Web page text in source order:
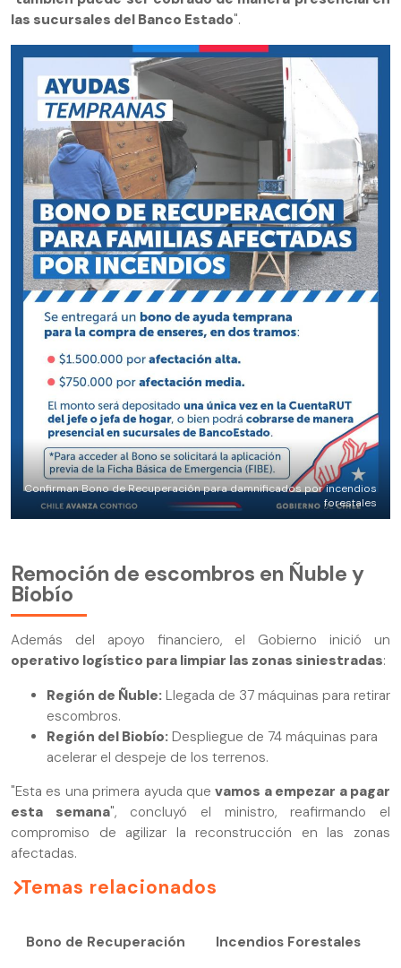
las sucursales del Banco Estado".
Confirman Bono de Recuperación para damnificados por incendios
forestales
Remoción de escombros en Ñuble y
Biobío
Además del apoyo financiero, el Gobierno inició un
operativo logístico para limpiar las zonas siniestradas:
Región de Ñuble: Llegada de 37 máquinas para retirar
escombros.
Región del Biobío: Despliegue de 74 máquinas para
acelerar el despeje de los terrenos.
"Esta es una primera ayuda quevamos a empezar a pagar
esta semana", concluyó el ministro, reafirmando el
compromiso de agilizar la reconstrucción en las zonas
afectadas.
Temas relacionados
Bono de Recuperación Incendios Forestales